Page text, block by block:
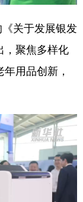
关于发展银发
，聚焦多样化
用品创新，